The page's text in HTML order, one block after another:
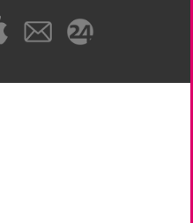
CustomCustomCustom